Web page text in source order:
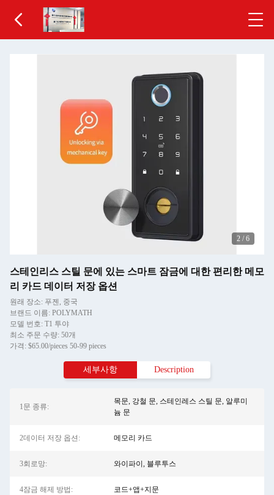
2 / 6
스테인리스 스틸 문에 있는 스마트 잠금에 대한 편리한 메모
리 카드 데이터 저장 옵션
원래 장소: 푸젠, 중국
브랜드 이름: POLYMATH
모델 번호: T1 투야
최소 주문 수량: 50개
가격: $65.00/pieces 50-99 pieces
세부사항 Description
1문 종류:
목문, 강철 문, 스테인레스 스틸 문, 알루미
늄 문
2데이터 저장 옵션: 메모리 카드
3회로망: 와이파이, 블루투스
4잠금 해제 방법: 코드+앱+지문